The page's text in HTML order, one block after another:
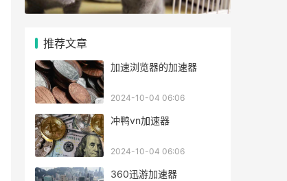
推荐文章
加速浏览器的加速器
2024-10-04 06:06
冲鸭vn加速器
2024-10-04 06:06
360迅游加速器